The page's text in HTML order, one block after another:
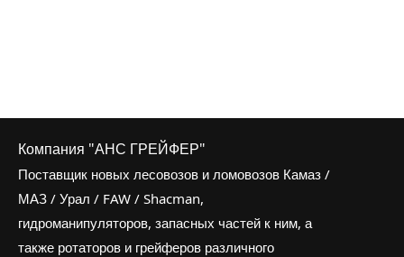
Компания "АНС ГРЕЙФЕР"
Поставщик новых лесовозов и ломовозов Камаз /
МАЗ / Урал / FAW / Shacman,
гидроманипуляторов, запасных частей к ним, а
также ротаторов и грейферов различного